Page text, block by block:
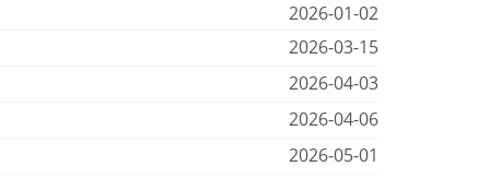
2026-01-02
2026-03-15
2026-04-03
2026-04-06
2026-05-01